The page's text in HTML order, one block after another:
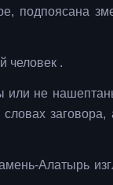
подпоясана
человек .
или не
заговора,
Алатырь